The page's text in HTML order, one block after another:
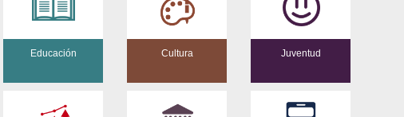
Educación Cultura Juventud